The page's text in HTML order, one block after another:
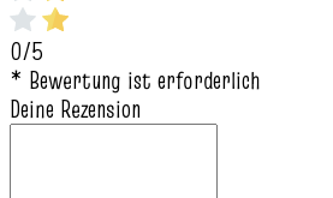
0/5
* Bewertung ist erforderlich
Deine Rezension